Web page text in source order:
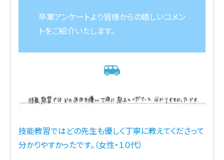
卒業アンケートより皆様からの嬉しいコメン
トをご紹介いたします。
技能教習ではどの先生も優しく丁寧に教えてくださって
分かりやすかったです。（女性・１０代）